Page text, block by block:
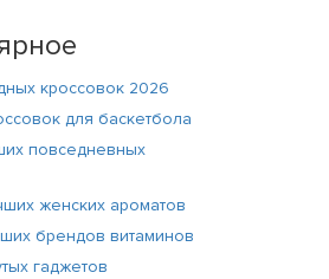
кроссовок 2026
для баскетбола
повседневных
женских ароматов
брендов витаминов
гаджетов